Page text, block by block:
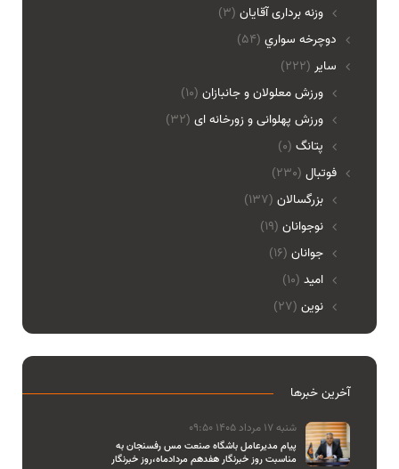
وزنه برداری آقایان (3)
(54) دوچرخه سواري
(222) ساير
ورزش معلولان و جانبازان (10)
ورزش پهلوانی و زورخانه ای (32)
پتانگ (0)
(230) فوتبال
بزرگسالان (137)
نوجوانان (19)
جوانان (16)
امید (10)
نوین (27)
آخرین خبرها
شنبه 17 مرداد 1405 09:50
پیام مدیرعامل باشگاه صنعت مس رفسنجان به
مناسبت روز خبرنگار هفدهم مردادماه،روز خبرنگار